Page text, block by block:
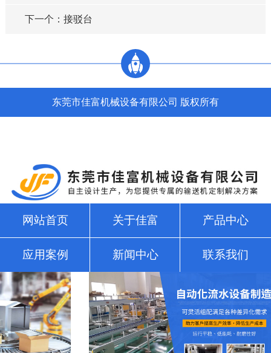
下一个：接驳台
东莞市佳富机械设备有限公司 版权所有
网站首页 关于佳富 产品中心
应用案例 新闻中心 联系我们